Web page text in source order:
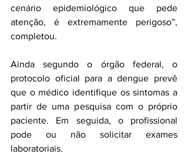
cenário epidemiológico que pede
atenção, é extremamente perigoso”,
completou.
Ainda segundo o órgão federal, o
protocolo oficial para a dengue prevê
que o médico identifique os sintomas a
partir de uma pesquisa com o próprio
paciente. Em seguida, o profissional
pode ou não solicitar exames
laboratoriais.